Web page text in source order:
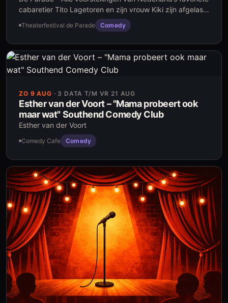
cabaretier Tito Lagetoren en zijn vrouw Kiki zijn afgelast
nadat Tito gisternacht, in gorillapak, behoorlijk vermoord
is aangetroffen in de Casa Mundo. Bij gebrek aan beter
en Sami gestuurd om vanavond onderzoek te verrichten.
Wij vragen u mee te werken en waakzaam te blijven voor
signalen van de drie vermiste hoofdverdachten; zijn
Theaterfestival de Parade Comedy
ZO 9 AUG · 3 DATA T/M VR 21 AUG
Esther van der Voort – "Mama probeert ook
maar wat" Southend Comedy Club
Esther van der Voort
Comedy Cafe Comedy